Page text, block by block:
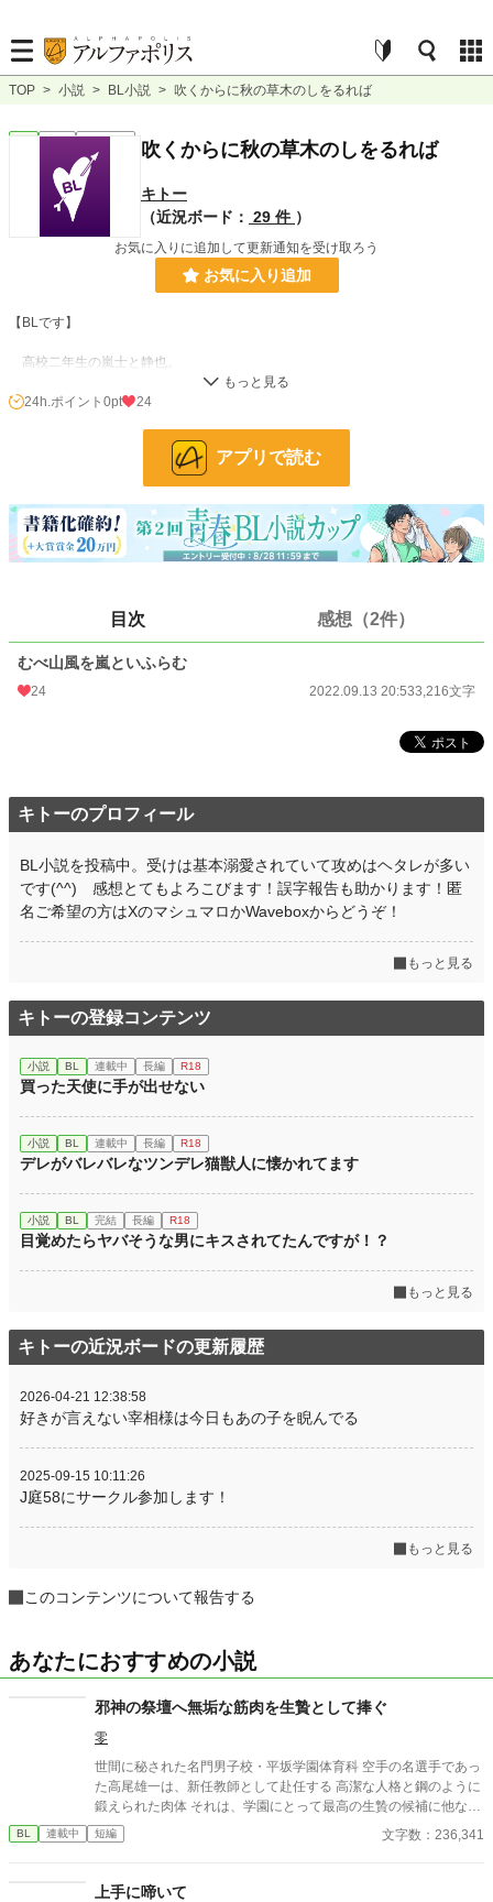
TOP > 小説 > BL小説 > 吹くからに秋の草木のしをるれば
完結 ｼｮｰﾄｼｮｰﾄ 吹くからに秋の草木のしをるれば
キトー
（近況ボード： 29 件 ）
お気に入りに追加して更新通知を受け取ろう
お気に入り追加
【BLです】
高校二年生の嵐士と静也。
友人だと思っていた静也から突然キスされて戸惑う嵐士。
男子高校生同士の友達から友達以上の関係になる瞬間の短い話です。
※百人一首企画で参加させていただいていた作品です。
228,777 位 / 228,777 件
BL 31,415 位 / 31,415 件
お気に入り 53
文字数 3,216
更新日時
週間ポイント 14 pt (70,247 位)
月間ポイント 70 pt (73,336 位)
年間ポイント 1,393 pt (76,100 位)
累計ポイント 25,759 pt (62,965 位)
24h.ポイント 0pt 24
アプリで読む
目次 感想（2件）
むべ山風を嵐といふらむ
24 2022.09.13 20:533,216文字
キトーのプロフィール
BL小説を投稿中。受けは基本溺愛されていて攻めはヘタレが多い
です(⁠^⁠^⁠) 感想とてもよろこびます！誤字報告も助かります！匿
名ご希望の方はXのマシュマロかWaveboxからどうぞ！
もっと見る
キトーの登録コンテンツ
小説 BL 連載中 長編 R18
買った天使に手が出せない
小説 BL 連載中 長編 R18
デレがバレバレなツンデレ猫獣人に懐かれてます
小説 BL 完結 長編 R18
目覚めたらヤバそうな男にキスされてたんですが！？
もっと見る
キトーの近況ボードの更新履歴
2026-04-21 12:38:58
好きが言えない宰相様は今日もあの子を睨んでる
2025-09-15 10:11:26
J庭58にサークル参加します！
もっと見る
このコンテンツについて報告する
あなたにおすすめの小説
邪神の祭壇へ無垢な筋肉を生贄として捧ぐ
零
世間に秘された名門男子校・平坂学園体育科 空手の名選手であっ
た高尾雄一は、新任教師として赴任する 高潔な人格と鋼のように
鍛えられた肉体 それは、学園にとって最高の生贄の候補に他なら
なかった 至高の筋肉を持つ、精神を削られ意志をなくした青年を
太古の神に捧げるため、“水”、“風”、“土”の信奉者達が暗躍する 意
校で繰り広げられるダークファンタジー
BL 連載中 短編 文字数：236,341
上手に啼いて